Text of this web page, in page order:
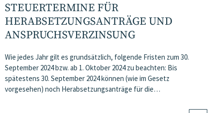
STEUERTERMINE FÜR
HERABSETZUNGSANTRÄGE UND
ANSPRUCHSVERZINSUNG
Wie jedes Jahr gilt es grundsätzlich, folgende Fristen zum 30.
September 2024 bzw. ab 1. Oktober 2024 zu beachten: Bis
spätestens 30. September 2024 können (wie im Gesetz
vorgesehen) noch Herabsetzungsanträge für die…